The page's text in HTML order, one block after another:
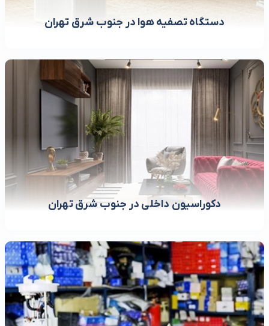
دستگاه تصفیه هوا در جنوب شرق تهران
دکوراسیون داخلی در جنوب شرق تهران